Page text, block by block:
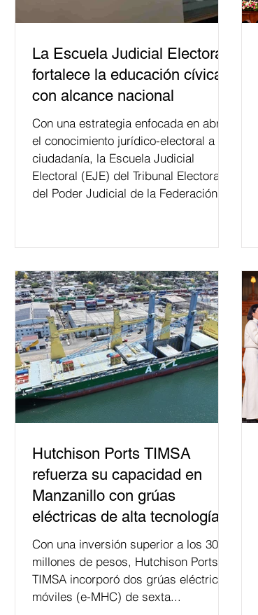
La Escuela Judicial Electoral
fortalece la educación cívica
con alcance nacional
Con una estrategia enfocada en abrir
el conocimiento jurídico-electoral a la
ciudadanía, la Escuela Judicial
Electoral (EJE) del Tribunal Electoral
del Poder Judicial de la Federación ha
relacionados con la democracia y el
del papel que ha asumido la EJE en la
difusión de la justicia electoral como
un bien público. La mayor parte de las
personas capacitadas no forma
Hutchison Ports TIMSA
refuerza su capacidad en
Manzanillo con grúas
eléctricas de alta tecnología
Con una inversión superior a los 300
millones de pesos, Hutchison Ports
TIMSA incorporó dos grúas eléctricas
móviles (e-MHC) de sexta...